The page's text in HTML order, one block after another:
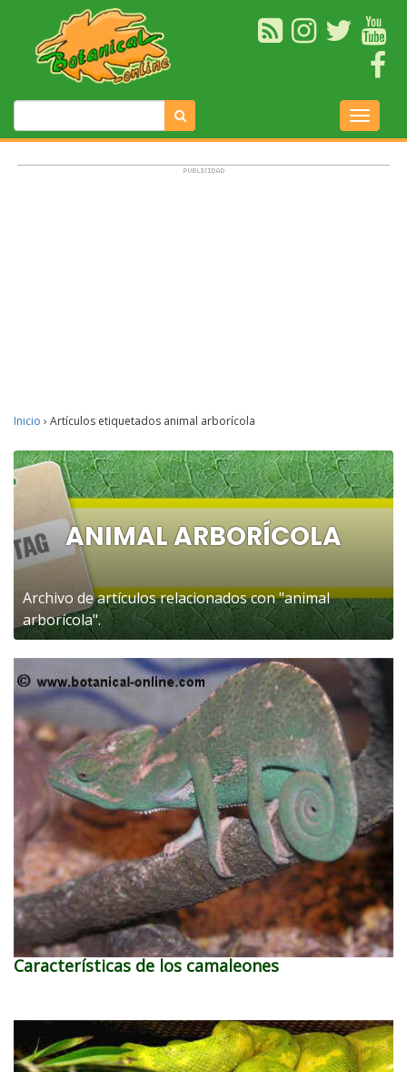
Inicio › Artículos etiquetados animal arborícola
ANIMAL ARBORÍCOLA
Archivo de artículos relacionados con "animal
arborícola".
Características de los camaleones